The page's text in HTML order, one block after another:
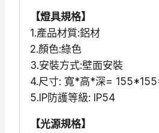
【燈具規格】
1.產品材質:鋁材
2.顏色:綠色
3.安裝方式:壁面安裝
4.尺寸: 寬*高*深=
5.IP防護等級: IP54
【光源規格】